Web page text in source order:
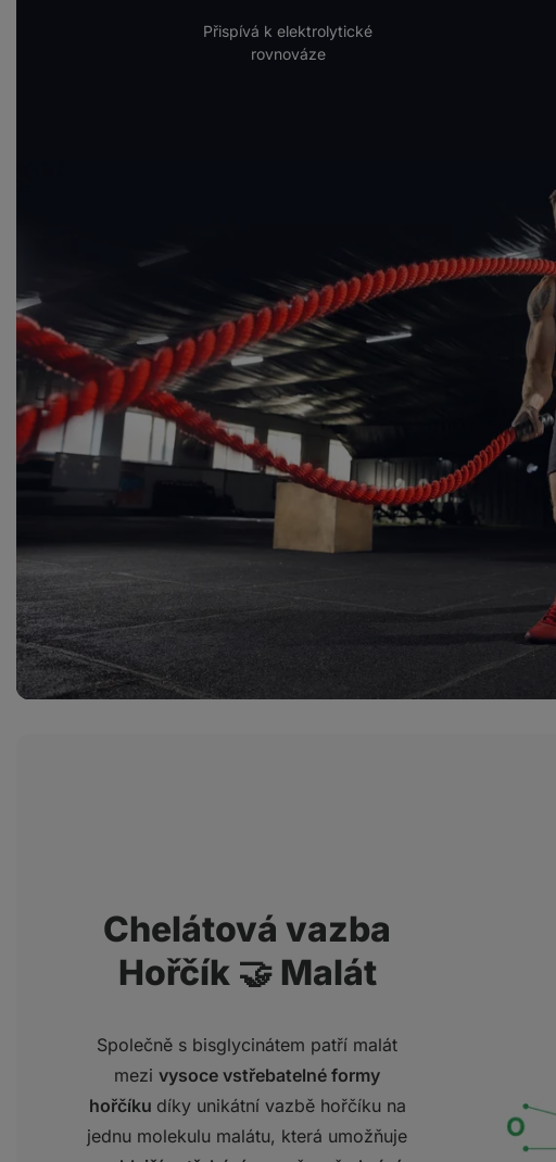
Přispívá k elektrolytické
rovnováze
Chelátová vazba
Hořčík 🤝 Malát
Společně s bisglycinátem patří malát
mezi vysoce vstřebatelné formy
hořčíku díky unikátní vazbě hořčíku na
jednu molekulu malátu, která umožňuje